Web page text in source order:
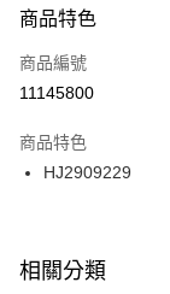
３．安心：先確認商
【「AFTEE先享後付
１．於結帳方式選擇
２．訂單成立數日內
３．收到繳費通知簡
ATM／網路銀行／等
※ 交易是否成功請以
是否繳費成功／繳費
每筆NT$100，滿
宅配
每筆NT$100，滿
付款後門市自取
每筆NT$100，滿
商品特色
商品編號
11145800
商品特色
HJ2909229
相關分類